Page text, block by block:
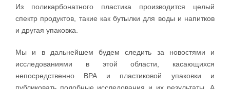
Из поликарбонатного пластика производится целый
спектр продуктов, такие как бутылки для воды и напитков
и другая упаковка.
Мы и в дальнейшем будем следить за новостями и
исследованиями в этой области, касающихся
непосредственно BPA и пластиковой упаковки и